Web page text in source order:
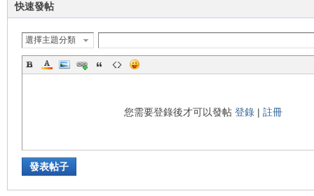
快速發帖
選擇主題分類
您需要登錄後才可以發帖 登錄 | 註冊
發表帖子